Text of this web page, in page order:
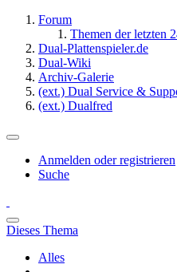
Forum
Themen der letzten
Dual-Plattenspieler.de
Dual-Wiki
Archiv-Galerie
(ext.) Dual Service &
(ext.) Dualfred
Anmelden oder registrieren
Suche
Dieses Thema
Alles